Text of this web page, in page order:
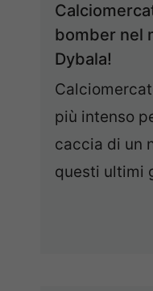
bomber nel
Dybala!
più intenso
caccia di un
questi ultimi